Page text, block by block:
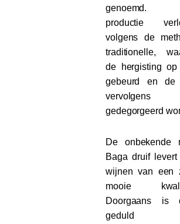
genoemd.
productie
volgens de
traditionelle,
de hergisting op
gebeurd en de
vervolgens
gedegorgeerd
De onbekende
Baga druif levert
wijnen van een
mooie
Doorgaans is
geduld